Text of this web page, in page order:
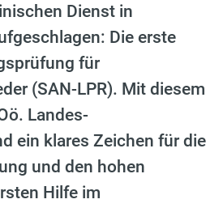
Dienst in
Die erste
für
(SAN-LPR). Mit diesem
Landes-
ein klares Zeichen für die
und den hohen
Hilfe im